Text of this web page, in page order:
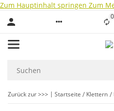
Zum Hauptinhalt springen Zum
0
Zurück zur >>> Startseite Klettern